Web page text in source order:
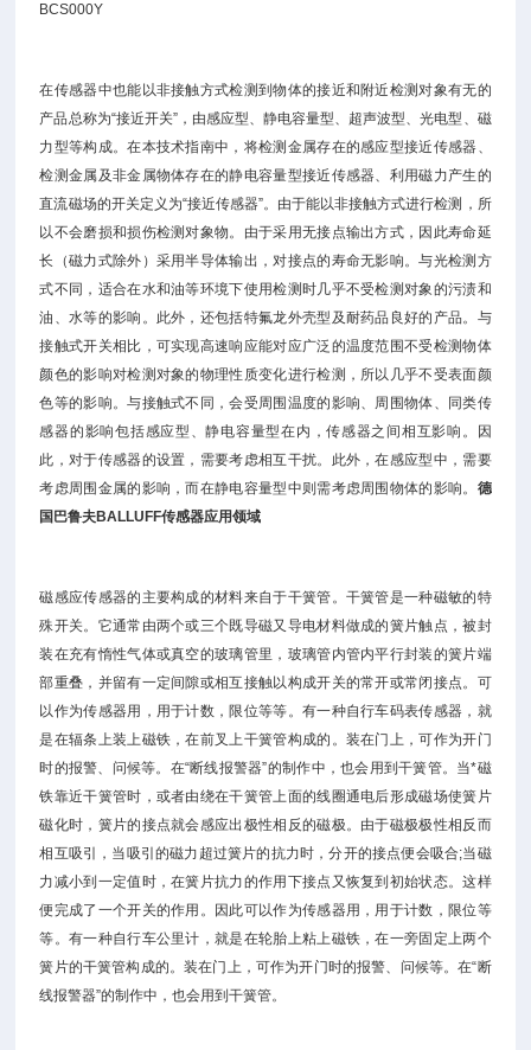
BCS000Y
在传感器中也能以非接触方式检测到物体的接近和附近检测对象有无的
产品总称为“接近开关”，由感应型、静电容量型、超声波型、光电型、磁
力型等构成。在本技术指南中，将检测金属存在的感应型接近传感器、
检测金属及非金属物体存在的静电容量型接近传感器、利用磁力产生的
直流磁场的开关定义为“接近传感器”。由于能以非接触方式进行检测，所
以不会磨损和损伤检测对象物。由于采用无接点输出方式，因此寿命延
长（磁力式除外）采用半导体输出，对接点的寿命无影响。与光检测方
式不同，适合在水和油等环境下使用检测时几乎不受检测对象的污渍和
油、水等的影响。此外，还包括特氟龙外壳型及耐药品良好的产品。与
接触式开关相比，可实现高速响应能对应广泛的温度范围不受检测物体
颜色的影响对检测对象的物理性质变化进行检测，所以几乎不受表面颜
色等的影响。与接触式不同，会受周围温度的影响、周围物体、同类传
感器的影响包括感应型、静电容量型在内，传感器之间相互影响。因
此，对于传感器的设置，需要考虑相互干扰。此外，在感应型中，需要
考虑周围金属的影响，而在静电容量型中则需考虑周围物体的影响。 德
国巴鲁夫BALLUFF传感器应用领域
磁感应传感器的主要构成的材料来自于干簧管。干簧管是一种磁敏的特
殊开关。它通常由两个或三个既导磁又导电材料做成的簧片触点，被封
装在充有惰性气体或真空的玻璃管里，玻璃管内管内平行封装的簧片端
部重叠，并留有一定间隙或相互接触以构成开关的常开或常闭接点。可
以作为传感器用，用于计数，限位等等。有一种自行车码表传感器，就
是在辐条上装上磁铁，在前叉上干簧管构成的。装在门上，可作为开门
时的报警、问候等。在“断线报警器”的制作中，也会用到干簧管。当*磁
铁靠近干簧管时，或者由绕在干簧管上面的线圈通电后形成磁场使簧片
磁化时，簧片的接点就会感应出极性相反的磁极。由于磁极极性相反而
相互吸引，当吸引的磁力超过簧片的抗力时，分开的接点便会吸合;当磁
力减小到一定值时，在簧片抗力的作用下接点又恢复到初始状态。这样
便完成了一个开关的作用。因此可以作为传感器用，用于计数，限位等
等。有一种自行车公里计，就是在轮胎上粘上磁铁，在一旁固定上两个
簧片的干簧管构成的。装在门上，可作为开门时的报警、问候等。在“断
线报警器”的制作中，也会用到干簧管。